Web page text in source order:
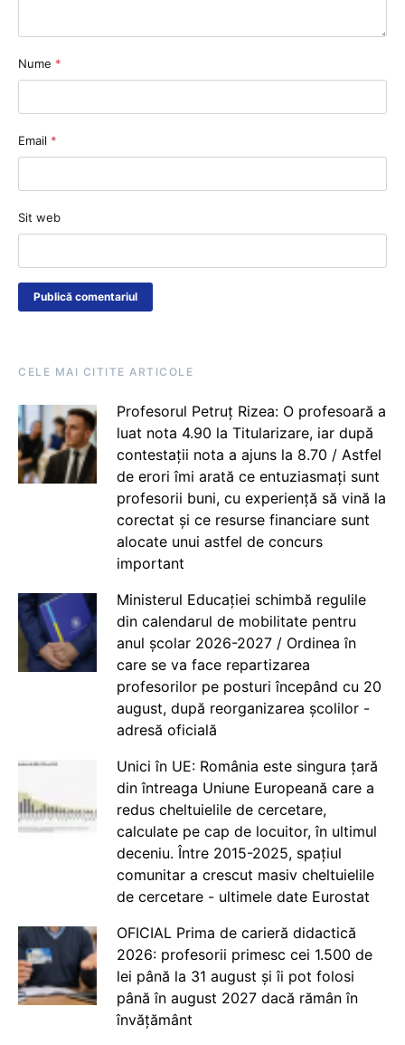
Nume *
Email *
Sit web
CELE MAI CITITE ARTICOLE
Profesorul Petruț Rizea: O profesoară a
luat nota 4.90 la Titularizare, iar după
contestații nota a ajuns la 8.70 / Astfel
de erori îmi arată ce entuziasmați sunt
profesorii buni, cu experiență să vină la
corectat și ce resurse financiare sunt
alocate unui astfel de concurs
important
Ministerul Educației schimbă regulile
din calendarul de mobilitate pentru
anul școlar 2026-2027 / Ordinea în
care se va face repartizarea
profesorilor pe posturi începând cu 20
august, după reorganizarea școlilor -
adresă oficială
Unici în UE: România este singura țară
din întreaga Uniune Europeană care a
redus cheltuielile de cercetare,
calculate pe cap de locuitor, în ultimul
deceniu. Între 2015-2025, spațiul
comunitar a crescut masiv cheltuielile
de cercetare - ultimele date Eurostat
OFICIAL Prima de carieră didactică
2026: profesorii primesc cei 1.500 de
lei până la 31 august și îi pot folosi
până în august 2027 dacă rămân în
învățământ